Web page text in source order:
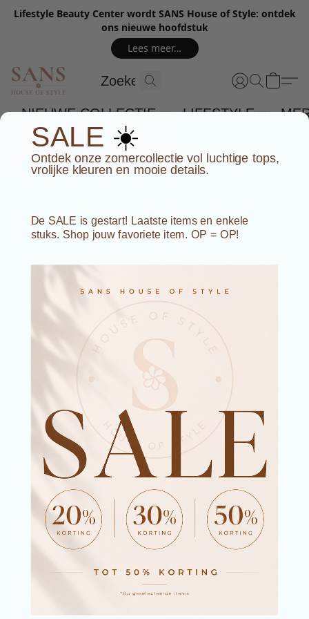
Lifestyle Beauty Center wordt SANS House of Style: ontdek
ons nieuwe hoofdstuk
Lees meer…
NIEUWE COLLECTIE LIFESTYLE
SALE ☀️
Ontdek onze zomercollectie vol luchtige tops,
vrolijke kleuren en mooie details.
De SALE is gestart! Laatste items en enkele
stuks. Shop jouw favoriete item. OP = OP!